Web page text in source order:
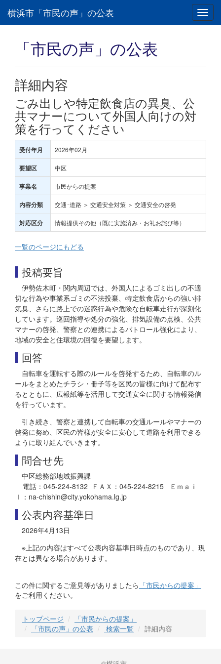
横浜市「市民の声」の公表
「市民の声」の公表
詳細内容
ごみ出しや特定飲食店の異臭、公
共マナーについて外国人向けの対
策を行ってください
受付年月 2026年02月
要望区 中区
事業名 市民からの提案
内容分類 交通･道路 ＞ 交通安全対策 ＞ 交通安全の啓発
対応区分 情報提供その他（既に実施済み・お礼お詫び等）
一覧のページにもどる
投稿要旨
伊勢佐木町・関内周辺では、外国人によるゴミ出しの不適
切な行為や事業系ゴミの不法投棄、特定飲食店からの強い排
気臭、さらに路上での迷惑行為や危険な自転車走行が深刻化
しています。巡回指導や処分の強化、排気設備の点検、公共
マナーの啓発、警察との連携によるパトロール強化により、
地域の安全と住環境の回復を要望します。
回答
自転車を運転する際のルールを啓発するため、自転車のル
ールをまとめたチラシ・冊子等を区民の皆様に向けて配布す
るとともに、広報紙等を活用して交通安全に関する情報発信
を行っています。
引き続き、警察と連携して自転車の交通ルールやマナーの
啓発に努め、区民の皆様が安全に安心して道路を利用できる
ように取り組んでいきます。
問合せ先
中区総務部地域振興課
電話：045-224-8132 ＦＡＸ：045-224-8215 Ｅｍａｉ
ｌ：na-chishin@city.yokohama.lg.jp
公表内容基準日
2026年4月13日
※上記の内容はすべて公表内容基準日時点のものであり、現
在とは異なる場合があります。
この件に関するご意見等がありましたら 「市民からの提案」
をご利用ください。
トップページ
「市民からの提案」
「市民の声」の公表
検索一覧 詳細内容